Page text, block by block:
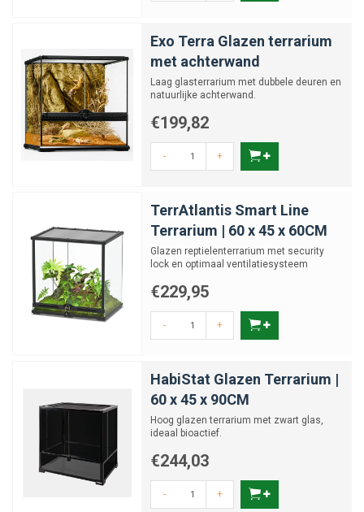
Exo Terra Glazen terrarium
met achterwand
Laag glasterrarium met dubbele deuren en
natuurlijke achterwand.
€199,82
- +
TerrAtlantis Smart Line
Terrarium | 60 x 45 x 60CM
Glazen reptielenterrarium met security
lock en optimaal ventilatiesysteem
€229,95
- +
HabiStat Glazen Terrarium |
60 x 45 x 90CM
Hoog glazen terrarium met zwart glas,
ideaal bioactief.
€244,03
- +